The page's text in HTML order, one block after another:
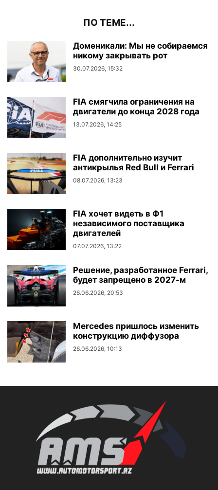
ПО ТЕМЕ...
Доменикали: Мы не собираемся
никому закрывать рот
30.07.2026, 15:32
FIA смягчила ограничения на
двигатели до конца 2028 года
13.07.2026, 14:25
FIA дополнительно изучит
антикрылья Red Bull и Ferrari
08.07.2026, 13:23
FIA хочет видеть в Ф1
независимого поставщика
двигателей
07.07.2026, 13:22
Решение, разработанное Ferrari,
будет запрещено в 2027-м
26.06.2026, 20:53
Mercedes пришлось изменить
конструкцию диффузора
26.06.2026, 10:13